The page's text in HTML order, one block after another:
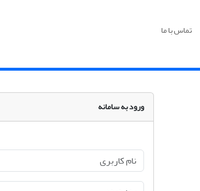
تماس با ما
ورود به سامانه